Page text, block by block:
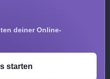
deiner Online-
starten